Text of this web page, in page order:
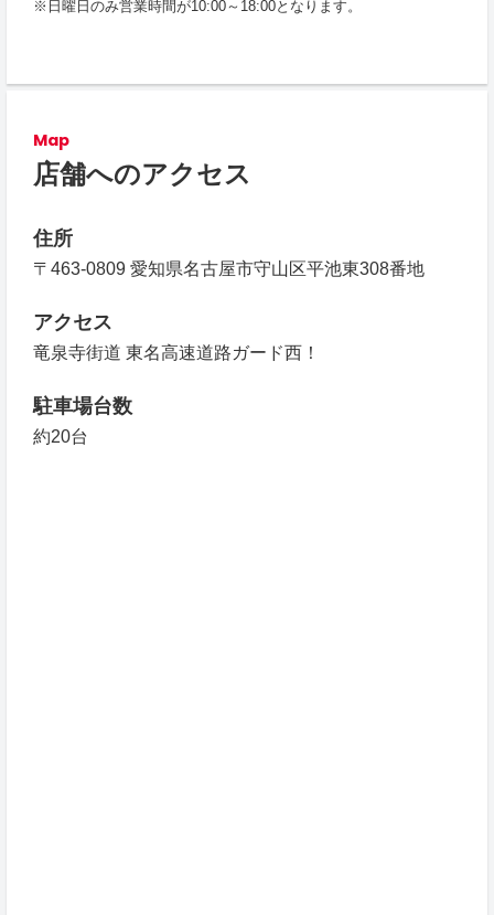
※日曜日のみ営業時間が10:00～18:00となります。
Map
店舗へのアクセス
住所
〒463-0809 愛知県名古屋市守山区平池東308番地
アクセス
竜泉寺街道 東名高速道路ガード西！
駐車場台数
約20台